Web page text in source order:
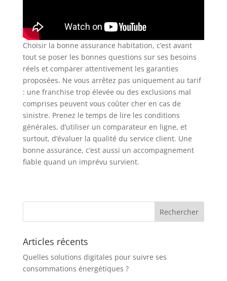
Choisir la bonne assurance habitation, c’est avant
tout se poser les bonnes questions sur ses besoins
réels et comparer attentivement les garanties
proposées. Ne vous arrêtez pas uniquement au tarif
: une franchise trop élevée ou des exclusions mal
comprises peuvent vous coûter cher en cas de
sinistre. Prenez le temps de lire les conditions
générales, d’utiliser un comparateur en ligne, et
surtout, d’évaluer la qualité du service client. Une
bonne assurance, c’est aussi un accompagnement
fiable quand un imprévu survient.
Articles récents
Quelles solutions digitales pour suivre ses
consommations énergétiques ?